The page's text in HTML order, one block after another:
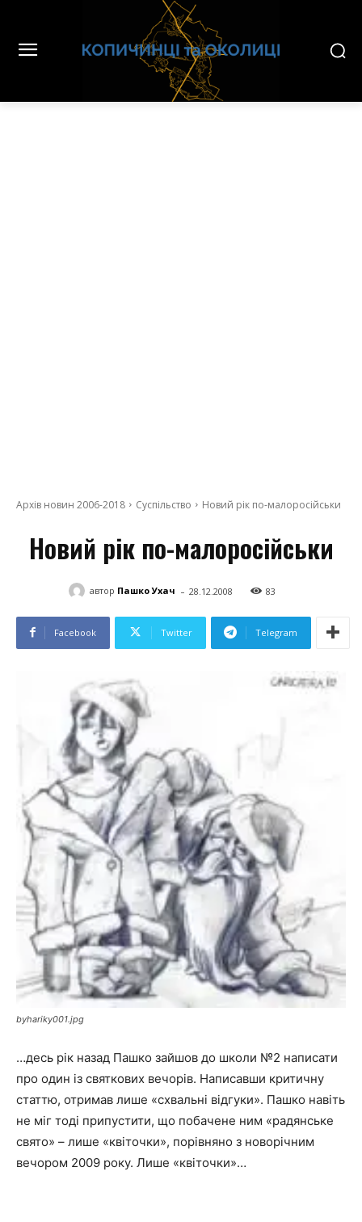
Архів новин 2006-2018 Суспільство Новий рік по-малоросійськи
Новий рік по-малоросійськи
автор Пашко Ухач - 28.12.2008 83
Facebook Twitter Telegram
byhariky001.jpg
…десь рік назад Пашко зайшов до школи №2 написати
про один із святкових вечорів. Написавши критичну
статтю, отримав лише «схвальні відгуки». Пашко навіть
не міг тоді припустити, що побачене ним «радянське
свято» – лише «квіточки», порівняно з новорічним
вечором 2009 року. Лише «квіточки»…